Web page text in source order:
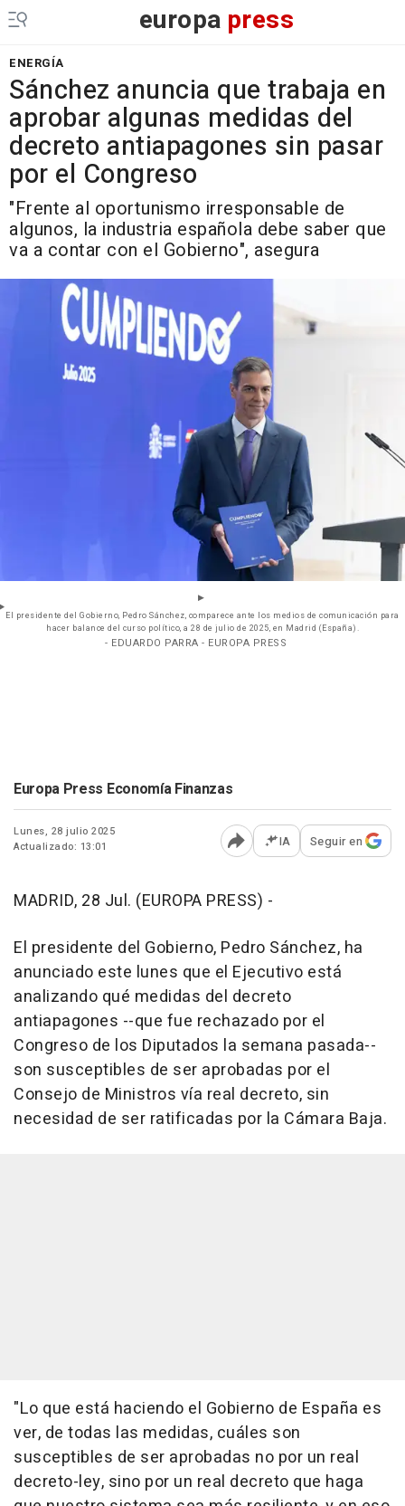
europa press
ENERGÍA
Sánchez anuncia que trabaja en
aprobar algunas medidas del
decreto antiapagones sin pasar
por el Congreso
"Frente al oportunismo irresponsable de
algunos, la industria española debe saber que
va a contar con el Gobierno", asegura
El presidente del Gobierno, Pedro Sánchez, comparece ante los medios de comunicación para
hacer balance del curso político, a 28 de julio de 2025, en Madrid (España).
- EDUARDO PARRA - EUROPA PRESS
Europa Press Economía Finanzas
Lunes, 28 julio 2025
Actualizado: 13:01
Abrir opciones para
IA Seguir en
MADRID, 28 Jul. (EUROPA PRESS) -
El presidente del Gobierno, Pedro Sánchez, ha
anunciado este lunes que el Ejecutivo está
analizando qué medidas del decreto
antiapagones --que fue rechazado por el
Congreso de los Diputados la semana pasada--
son susceptibles de ser aprobadas por el
Consejo de Ministros vía real decreto, sin
necesidad de ser ratificadas por la Cámara Baja.
"Lo que está haciendo el Gobierno de España es
ver, de todas las medidas, cuáles son
susceptibles de ser aprobadas no por un real
decreto-ley, sino por un real decreto que haga